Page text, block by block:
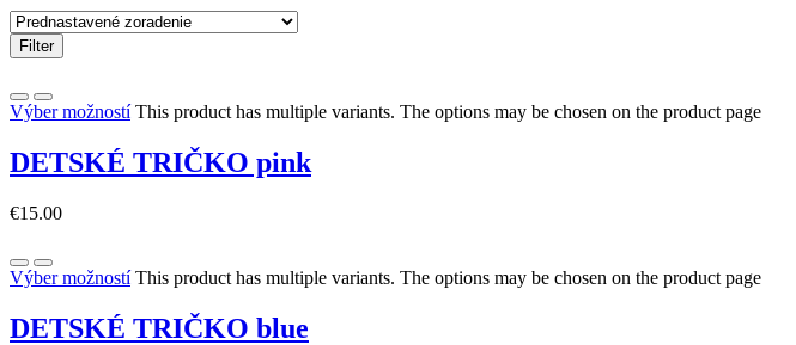
Filter
Výber možností This product has multiple variants. The options may be chosen on the product page
DETSKÉ TRIČKO pink
€15.00
Výber možností This product has multiple variants. The options may be chosen on the product page
DETSKÉ TRIČKO blue